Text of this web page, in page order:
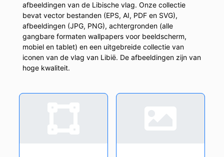
afbeeldingen van de Libische vlag. Onze collectie
bevat vector bestanden (EPS, AI, PDF en SVG),
afbeeldingen (JPG, PNG), achtergronden (alle
gangbare formaten wallpapers voor beeldscherm,
mobiel en tablet) en een uitgebreide collectie van
iconen van de vlag van Libië. De afbeeldingen zijn van
hoge kwaliteit.